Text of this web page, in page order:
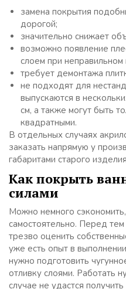
замена покрытия
дорогой;
значительно снижает
возможно появление
слоем при
требует демонтажа
не подходят для
выпускаются в
см, а также могут быть
квадратными.
В отдельных случаях
заказать напрямую у
габаритами старого
Как покрыть
силами
Можно немного
самостоятельно. Перед
трезво оценить
уже есть опыт в
нужно подготовить
отливку слоями. Работать
случае не удастся